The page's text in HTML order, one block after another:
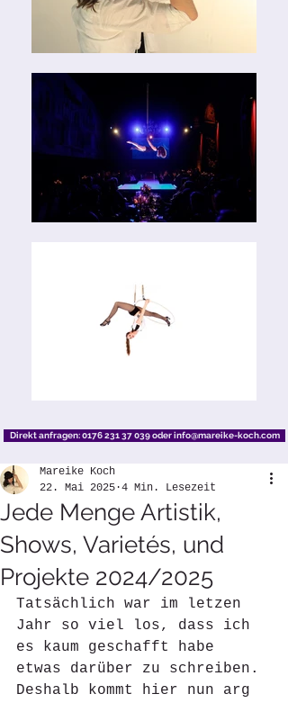
Direkt anfragen: 0176 231 37 039 oder info@mareike-koch.com
Jede Menge Artistik,
Shows, Varietés, und
Projekte 2024/2025
Mareike Koch
22. Mai 2025 4 Min. Lesezeit
Tatsächlich war im letzen
Jahr so viel los, dass ich
es kaum geschafft habe
etwas darüber zu schreiben.
Deshalb kommt hier nun arg